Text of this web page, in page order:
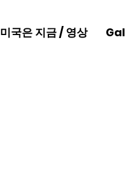
미국은 지금 / 영상